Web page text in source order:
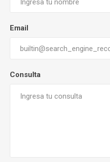
Email
Consulta